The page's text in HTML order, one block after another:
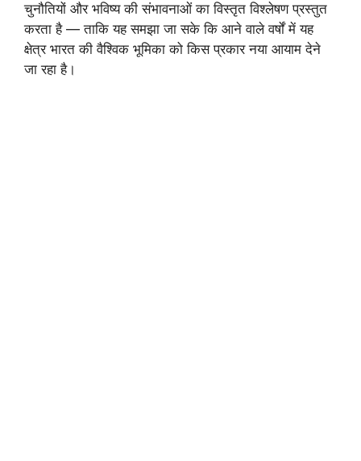
चुनौतियों और भविष्य की संभावनाओं का विस्तृत विश्लेषण प्रस्तुत
करता है — ताकि यह समझा जा सके कि आने वाले वर्षों में यह
क्षेत्र भारत की वैश्विक भूमिका को किस प्रकार नया आयाम देने
जा रहा है।